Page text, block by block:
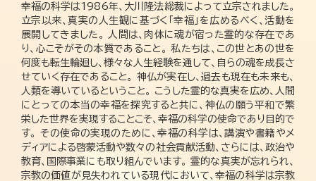
幸福の科学は1986年、大川隆法総裁によって立宗されました。
立宗以来、真実の人生観に基づく「幸福」を広めるべく、活動を
展開してきました。 人間は、肉体に魂が宿った霊的な存在であ
り、心こそがその本質であること。 私たちは、この世とあの世を
何度も転生輪廻し、様々な人生経験を通して、自らの魂を成長さ
せていく存在であること。 神仏が実在し、過去も現在も未来も、
人類を導いているということ。 こうした霊的な真実を広め、人間
にとっての本当の幸福を探究すると共に、神仏の願う平和で繁
栄した世界を実現することこそ、幸福の科学の使命であり目的で
す。 その使命の実現のために、幸福の科学は、講演や書籍やメ
ディアによる啓蒙活動や数々の社会貢献活動、さらには、政治や
教育、国際事業にも取り組んでいます。 霊的な真実が忘れられ、
宗教の価値が見失われている現代において、幸福の科学は宗教